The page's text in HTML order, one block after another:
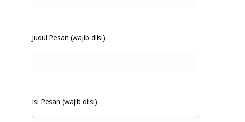
Judul Pesan (wajib diisi)
Isi Pesan (wajib diisi)